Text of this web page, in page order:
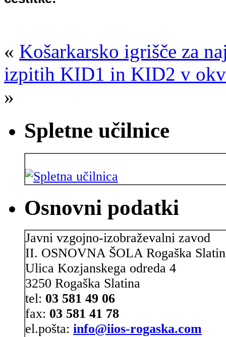
« Košarkarsko igrišče za
izpitih KID1 in KID2 v
»
Spletne učilnice
Osnovni podatki
Javni vzgojno-izobraževalni zavod
II. OSNOVNA ŠOLA Rogaška
Ulica Kozjanskega odreda 4
3250 Rogaška Slatina
tel: 03 581 49 06
fax: 03 581 41 78
el.pošta: info@iios-rogaska.com